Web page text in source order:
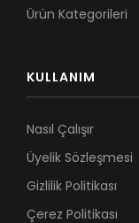
Ürün Kategorileri
KULLANIM
Nasıl Çalışır
Üyelik Sözleşmesi
Gizlilik Politikası
Çerez Politikası